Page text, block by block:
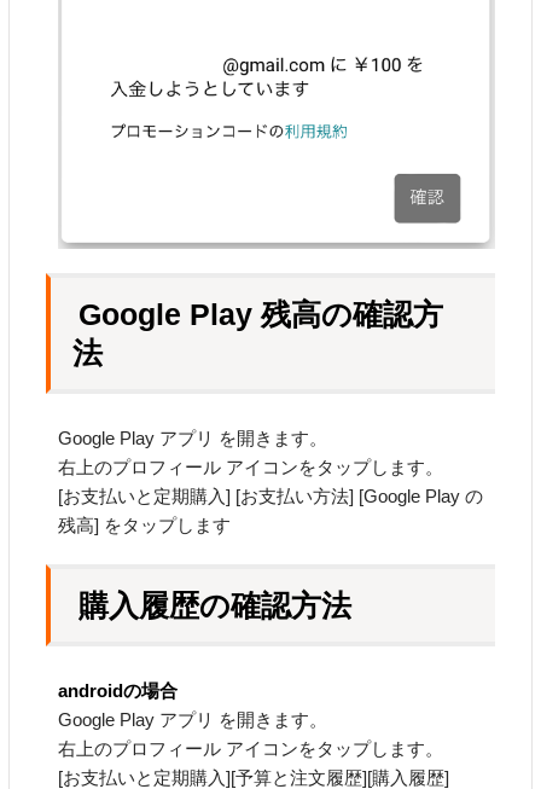
Google Play 残高の確認方
法
Google Play アプリ を開きます。
右上のプロフィール アイコンをタップします。
[お支払いと定期購入] [お支払い方法] [Google Play の
残高] をタップします
購入履歴の確認方法
androidの場合
Google Play アプリ を開きます。
右上のプロフィール アイコンをタップします。
[お支払いと定期購入][予算と注文履歴][購入履歴]